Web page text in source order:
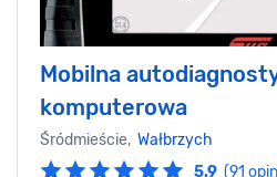
Mobilna
komputerowa
Śródmieście, Wałbrzych
5.9 (91